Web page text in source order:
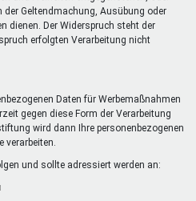
der Geltendmachung, Ausübung oder
dienen. Der Widerspruch steht der
erfolgten Verarbeitung nicht
Daten für Werbemaßnahmen
gegen diese Form der Verarbeitung
wird dann Ihre personenbezogenen
verarbeiten.
und sollte adressiert werden an: